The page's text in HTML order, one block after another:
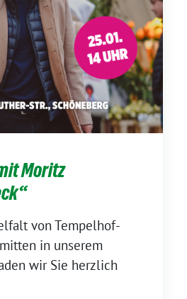
Moritz
von Tempelhof-
in unserem
wir Sie herzlich